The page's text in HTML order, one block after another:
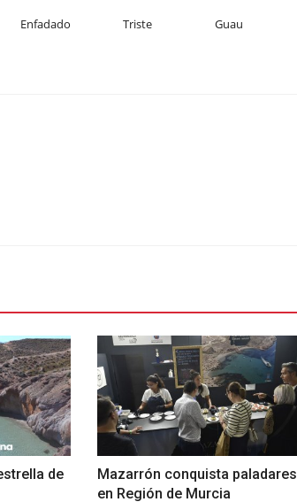
Enfadado Triste Guau
de
Mazarrón conquista paladares
en Región de Murcia